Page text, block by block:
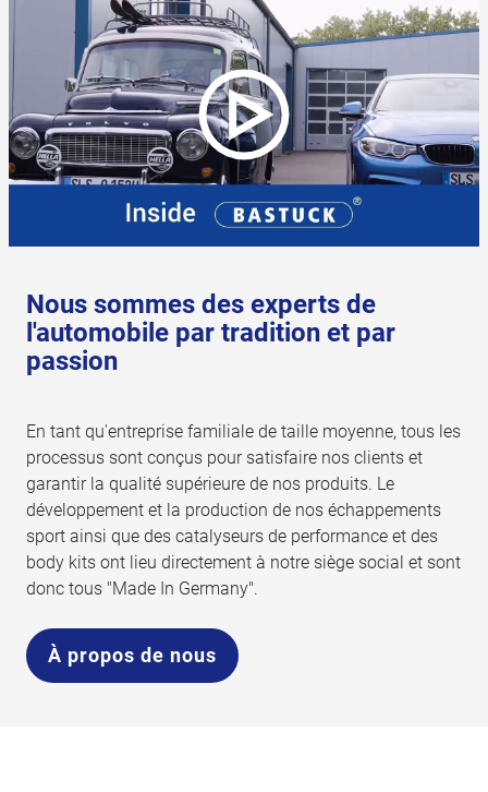
Nous sommes des experts de
l'automobile par tradition et par
passion
En tant qu'entreprise familiale de taille moyenne, tous les
processus sont conçus pour satisfaire nos clients et
garantir la qualité supérieure de nos produits. Le
développement et la production de nos échappements
sport ainsi que des catalyseurs de performance et des
body kits ont lieu directement à notre siège social et sont
donc tous "Made In Germany".
À propos de nous